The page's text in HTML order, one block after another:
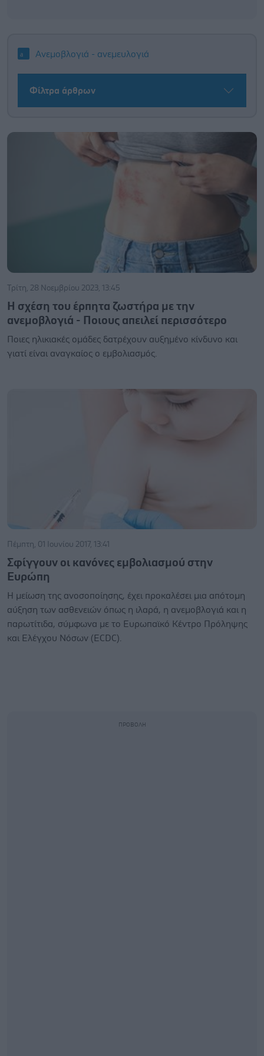
Ανεμοβλογιά - ανεμευλογιά
Φίλτρα άρθρων
Τρίτη, 28 Νοεμβρίου 2023, 13:45
Η σχέση του έρπητα ζωστήρα με την
ανεμοβλογιά - Ποιους απειλεί περισσότερο
Ποιες ηλικιακές ομάδες δατρέχουν αυξημένο κίνδυνο και
γιατί είναι αναγκαίος ο εμβολιασμός.
Πέμπτη, 01 Ιουνίου 2017, 13:41
Σφίγγουν οι κανόνες εμβολιασμού στην
Ευρώπη
H μείωση της ανοσοποίησης, έχει προκαλέσει μια απότομη
αύξηση των ασθενειών όπως η ιλαρά, η ανεμοβλογιά και η
παρωτίτιδα, σύμφωνα με το Ευρωπαϊκό Κέντρο Πρόληψης
και Ελέγχου Νόσων (ECDC).